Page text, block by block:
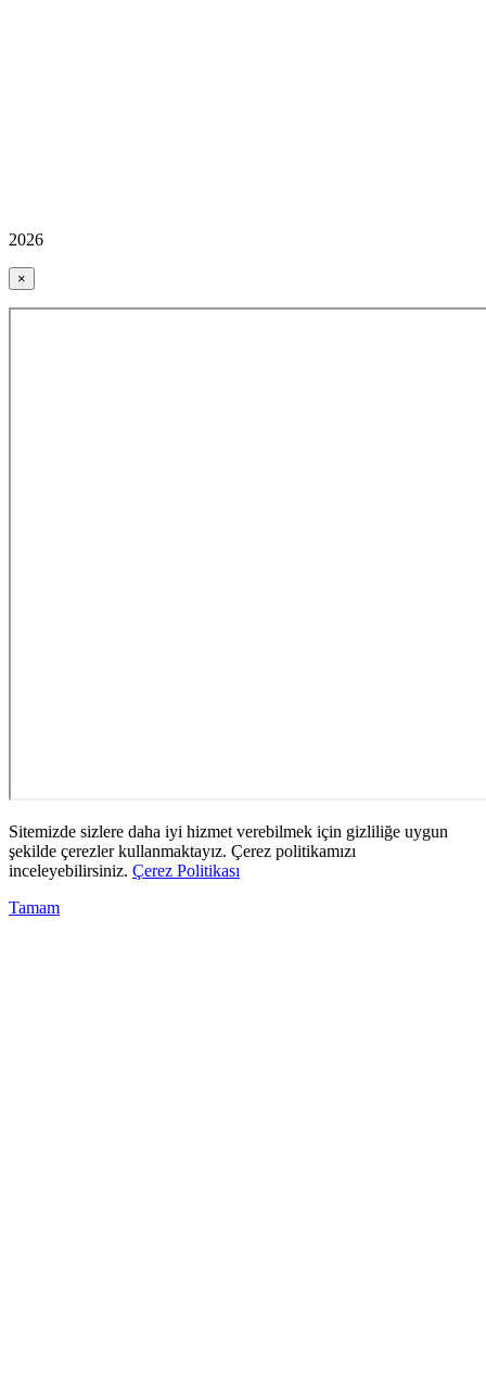
2026
×
Sitemizde sizlere daha iyi hizmet verebilmek için gizliliğe uygun
şekilde çerezler kullanmaktayız. Çerez politikamızı
inceleyebilirsiniz. Çerez Politikası
Tamam